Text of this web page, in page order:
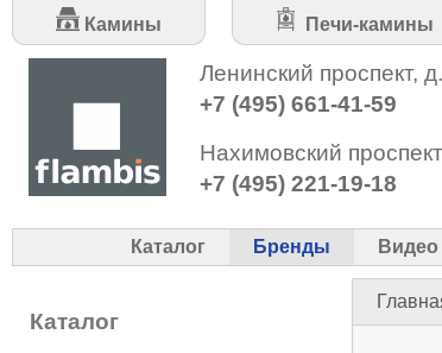
Камины Печи-камины
Ленинский проспект,
+7 (495) 661-41-59
Нахимовский
+7 (495) 221-19-18
Каталог Бренды Видео
Каталог